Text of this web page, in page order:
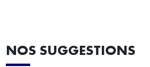
NOS SUGGESTIONS